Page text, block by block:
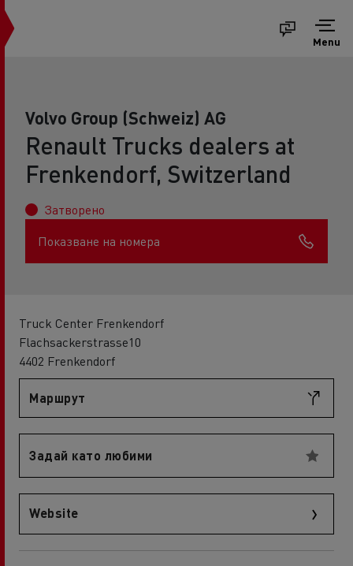
Menu
Volvo Group (Schweiz) AG
Renault Trucks dealers at
Frenkendorf, Switzerland
Затворено
Показване на номера
Truck Center Frenkendorf
Flachsackerstrasse10
4402 Frenkendorf
Маршрут
Задай като любими
Website